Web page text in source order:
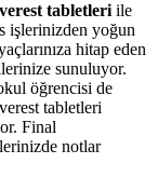
tabletleri ile
işlerinizden yoğun
hitap eden
sunuluyor.
öğrencisi de
tabletleri
Final
notlar